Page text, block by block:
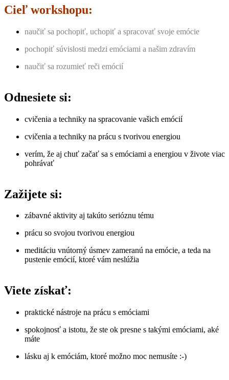
Cieľ workshopu:
naučiť sa pochopiť, uchopiť a spracovať svoje emócie
pochopiť súvislosti medzi emóciami a našim zdravím
naučiť sa rozumieť reči emócií
Odnesiete si:
cvičenia a techniky na spracovanie vašich emócií
cvičenia a techniky na prácu s tvorivou energiou
verím, že aj chuť začať sa s emóciami a energiou v živote viac
pohrávať
Zažijete si:
zábavné aktivity aj takúto serióznu tému
prácu so svojou tvorivou energiou
meditáciu vnútorný úsmev zameranú na emócie, a teda na
pustenie emócií, ktoré vám neslúžia
Viete získať:
praktické nástroje na prácu s emóciami
spokojnosť a istotu, že ste ok presne s takými emóciami, aké
máte
lásku aj k emóciám, ktoré možno moc nemusíte :-)